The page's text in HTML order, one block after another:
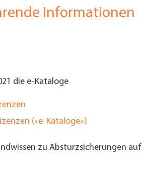
Informationen
die e-Kataloge
(«e-Kataloge»)
zu Absturzsicherungen auf